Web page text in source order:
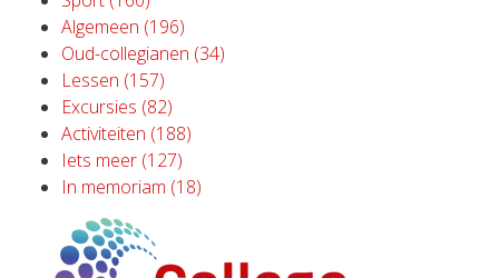
Algemeen (196)
Oud-collegianen (34)
Lessen (157)
Excursies (82)
Activiteiten (188)
Iets meer (127)
In memoriam (18)